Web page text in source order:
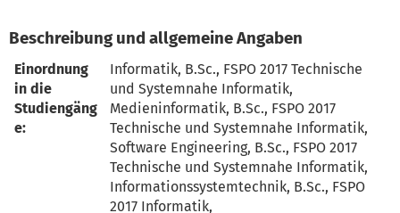
Beschreibung und allgemeine Angaben
Einordnung
in die
Studiengäng
e:
Informatik, B.Sc., FSPO 2017 Technische
und Systemnahe Informatik,
Medieninformatik, B.Sc., FSPO 2017
Technische und Systemnahe Informatik,
Software Engineering, B.Sc., FSPO 2017
Technische und Systemnahe Informatik,
Informationssystemtechnik, B.Sc., FSPO
2017 Informatik,